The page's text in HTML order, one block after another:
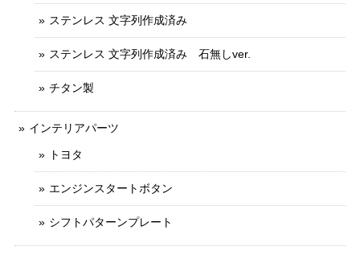
ステンレス 文字列作成済み
ステンレス 文字列作成済み 石無しver.
チタン製
インテリアパーツ
トヨタ
エンジンスタートボタン
シフトパターンプレート